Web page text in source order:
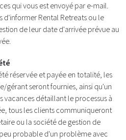
qui vous est envoyé par e-mail.
d'informer Rental Retreats ou le
de leur date d'arrivée prévue au
réservée et payée en totalité, les
gérant seront fournies, ainsi qu'un
vacances détaillant le processus à
tous les clients communiqueront
ou la société de gestion de
probable d'un problème avec